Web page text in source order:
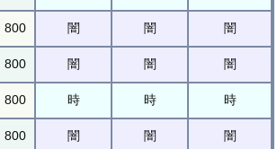
800 闇 闇 闇
800 闇 闇 闇
800 時 時 時
800 闇 闇 闇